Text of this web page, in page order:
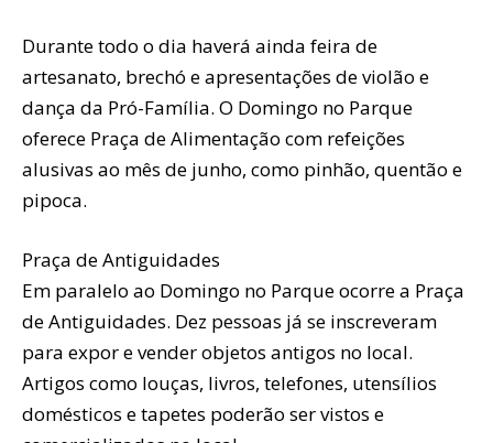
Durante todo o dia haverá ainda feira de
artesanato, brechó e apresentações de violão e
dança da Pró-Família. O Domingo no Parque
oferece Praça de Alimentação com refeições
alusivas ao mês de junho, como pinhão, quentão e
pipoca.
Praça de Antiguidades
Em paralelo ao Domingo no Parque ocorre a Praça
de Antiguidades. Dez pessoas já se inscreveram
para expor e vender objetos antigos no local.
Artigos como louças, livros, telefones, utensílios
domésticos e tapetes poderão ser vistos e